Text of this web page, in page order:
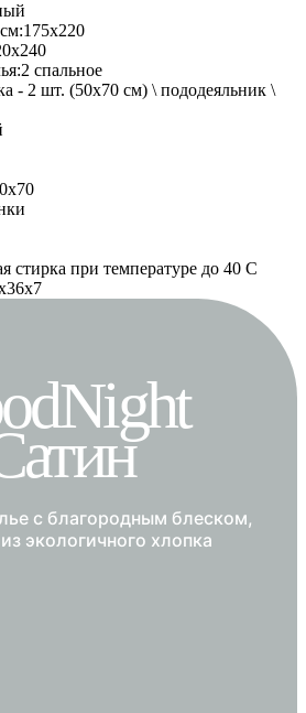
:175х220
:2 спальное
- 2 шт. (50х70 см) \ пододеяльник \
стирка при температуре до 40 С
с благородным блеском,
экологичного хлопка